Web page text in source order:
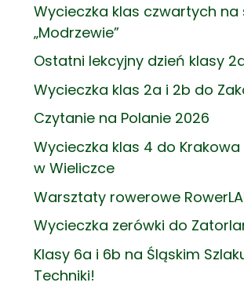
Wycieczka klas czwartych na
„Modrzewie”
Ostatni lekcyjny dzień klasy
Wycieczka klas 2a i 2b do
Czytanie na Polanie 2026
Wycieczka klas 4 do Krakowa
w Wieliczce
Warsztaty rowerowe
Wycieczka zerówki do
Klasy 6a i 6b na Śląskim
Techniki!